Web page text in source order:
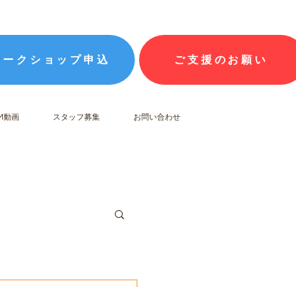
ークショップ申込 ご支援のお願い
動画 スタッフ募集 お問い合わせ